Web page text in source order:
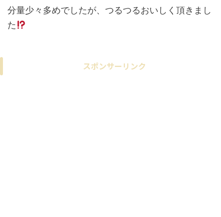
分量少々多めでしたが、つるつるおいしく頂きまし
た
スポンサーリンク